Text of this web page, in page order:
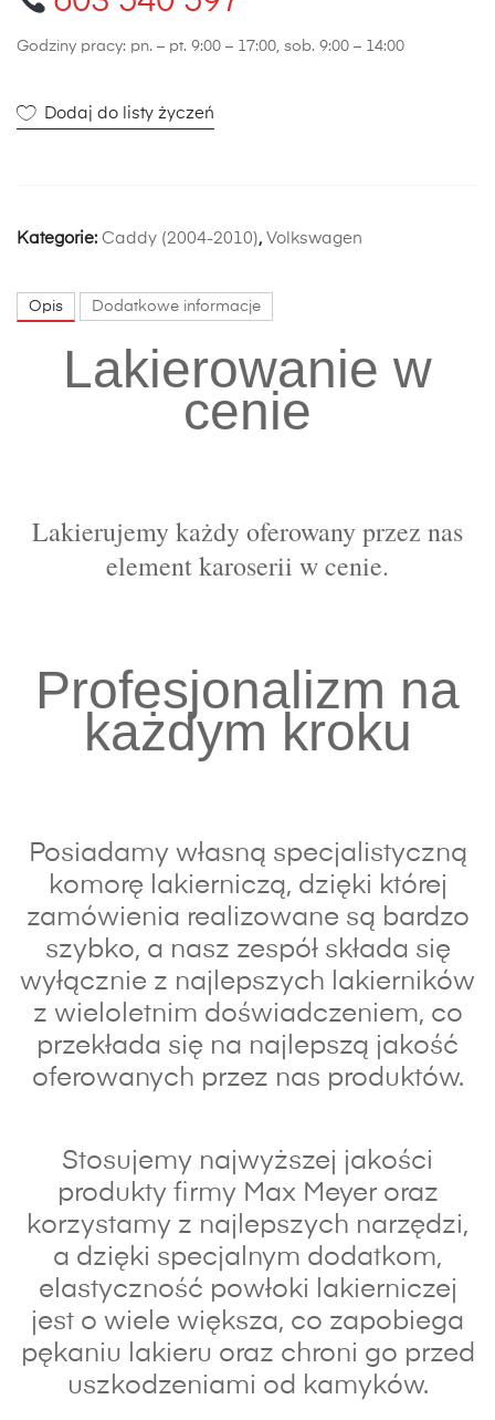
Godziny pracy: pn. – pt. 9:00 – 17:00, sob. 9:00 – 14:00
Dodaj do listy życzeń
Kategorie: Caddy (2004-2010), Volkswagen
Opis Dodatkowe informacje
Lakierowanie w
cenie
Lakierujemy każdy oferowany przez nas
element karoserii w cenie.
Profesjonalizm na
każdym kroku
Posiadamy własną specjalistyczną
komorę lakierniczą, dzięki której
zamówienia realizowane są bardzo
szybko, a nasz zespół składa się
wyłącznie z najlepszych lakierników
z wieloletnim doświadczeniem, co
przekłada się na najlepszą jakość
oferowanych przez nas produktów.
Stosujemy najwyższej jakości
produkty firmy Max Meyer oraz
korzystamy z najlepszych narzędzi,
a dzięki specjalnym dodatkom,
elastyczność powłoki lakierniczej
jest o wiele większa, co zapobiega
pękaniu lakieru oraz chroni go przed
uszkodzeniami od kamyków.